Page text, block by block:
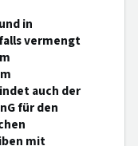
in
vermengt
auch der
für den
mit